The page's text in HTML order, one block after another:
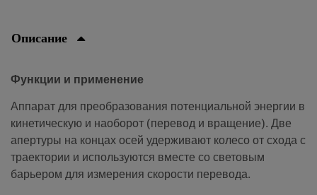
Описание
Функции и применение
Аппарат для преобразования потенциальной энергии в
кинетическую и наоборот (перевод и вращение). Две
апертуры на концах осей удерживают колесо от схода с
траектории и используются вместе со световым
барьером для измерения скорости перевода.